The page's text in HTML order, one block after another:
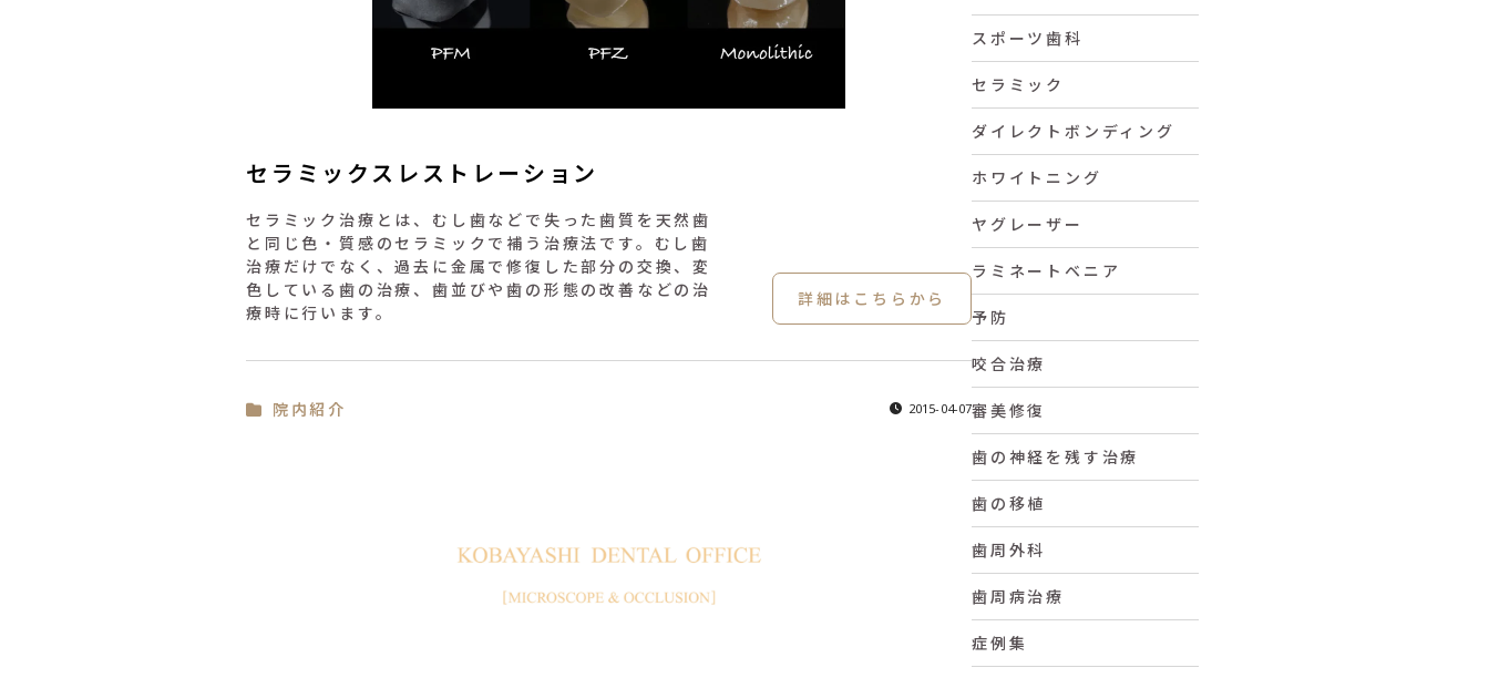
セラミックスレストレーション
セラミック治療とは、むし歯などで失った歯質を天然歯
と同じ色・質感のセラミックで補う治療法です。むし歯
治療だけでなく、過去に金属で修復した部分の交換、変
色している歯の治療、歯並びや歯の形態の改善などの治
療時に行います。
詳細はこちらから
院内紹介 2015-04-07
スポーツ歯科
セラミック
ダイレクトボンディング
ホワイトニング
ヤグレーザー
ラミネートベニア
予防
咬合治療
審美修復
歯の神経を残す治療
歯の移植
歯周外科
歯周病治療
症例集